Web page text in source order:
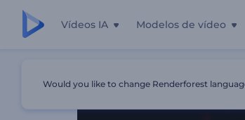
Vídeos IA Modelos de vídeo
Would you like to change Renderforest